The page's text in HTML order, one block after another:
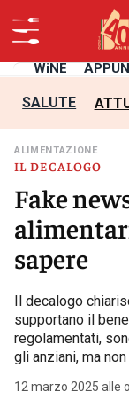
WiNE
SALUTE
IL DECALOGO
ALIMENTAZIONE
Fake
sapere
Il decalogo
supportano il
regolamentati,
gli anziani, ma
12 marzo 2025 alle